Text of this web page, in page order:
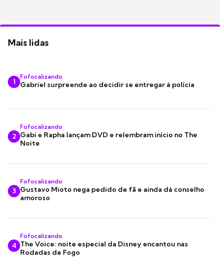
Mais lidas
1
Fofocalizando
Gabriel surpreende ao decidir se entregar à polícia
2
Fofocalizando
Gabi e Rapha lançam DVD e relembram início no The
Noite
3
Fofocalizando
Gustavo Mioto nega pedido de fã e ainda dá conselho
amoroso
4
Fofocalizando
The Voice: noite especial da Disney encantou nas
Rodadas de Fogo